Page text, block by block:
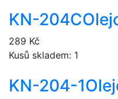
KN-204C
289 Kč
Kusů skladem: 1
KN-204-1